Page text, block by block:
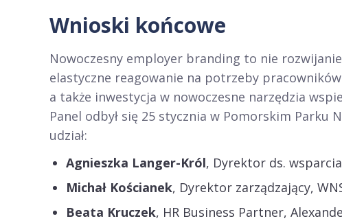
Wnioski końcowe
Nowoczesny employer branding to nie
elastyczne reagowanie na potrzeby
a także inwestycja w nowoczesne narzędzia
Panel odbył się 25 stycznia w Pomorskim Parku
udział:
Agnieszka Langer-Król, Dyrektor ds.
Michał Kościanek, Dyrektor zarządzający,
Beata Kruczek, HR Business Partner,